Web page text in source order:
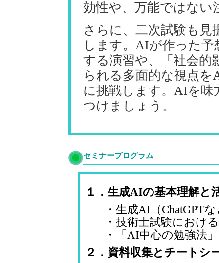
効性や、万能ではない
さらに、二次試験も
します。AIが作った予
する演習や、「社会的
られる多面的な視点
に挑戦します。AIを味
つけましょう。
セミナープログラム
１．生成AIの基本理解と
・生成AI（ChatGPT
・技術士試験におけ
・「AI中心の勉強法
２．資料収集とチートシ